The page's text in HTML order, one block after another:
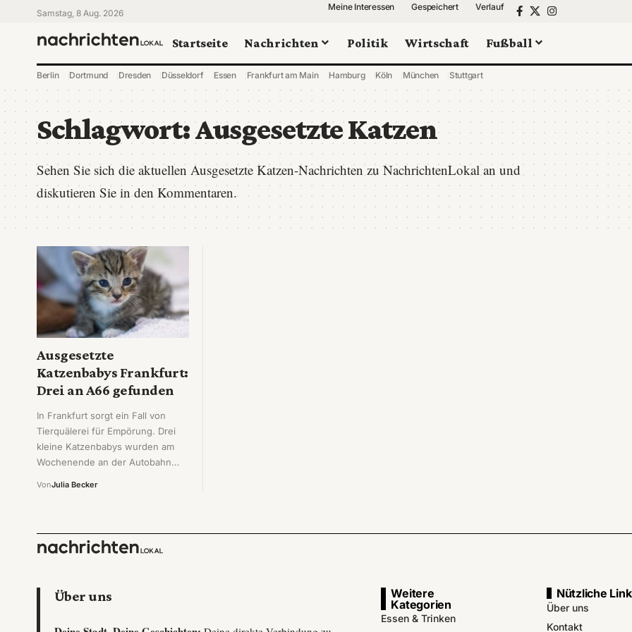
Samstag, 8 Aug. 2026
Meine Interessen Gespeichert Verlauf
Startseite Nachrichten Politik Wirtschaft Fußball
Berlin Dortmund Dresden Düsseldorf Essen Frankfurt am Main Hamburg Köln München Stuttgart
Schlagwort:Ausgesetzte Katzen
Sehen Sie sich die aktuellen Ausgesetzte Katzen-Nachrichten zu NachrichtenLokal an und
diskutieren Sie in den Kommentaren.
Ausgesetzte
Katzenbabys Frankfurt:
Drei an A66 gefunden
In Frankfurt sorgt ein Fall von
Tierquälerei für Empörung. Drei
kleine Katzenbabys wurden am
Wochenende an der Autobahn…
VonJulia Becker
Über uns
Weitere
Kategorien
Essen & Trinken
Nützliche
Über uns
Kontakt